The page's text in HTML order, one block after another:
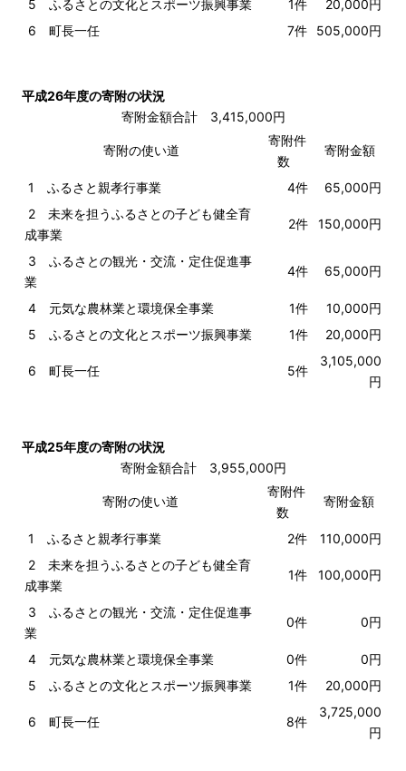
5 ふるさとの文化とスポーツ振興事業 1件
20,000円
6 町長一任
7件 505,000円
平成26年度の寄附の状況
寄附金額合計 3,415,000円
寄附の使い道
寄附件
数
寄附金額
1 ふるさと親孝行事業 4件
65,000円
2 未来を担うふるさとの子ども健全育
成事業
2件 150,000円
3 ふるさとの観光・交流・定住促進事
業
4件 65,000円
4 元気な農林業と環境保全事業 1件
10,000円
5 ふるさとの文化とスポーツ振興事業
1件 20,000円
6 町長一任 5件
3,105,000
円
平成25年度の寄附の状況
寄附金額合計 3,955,000円
寄附の使い道
寄附件
数
寄附金額
1 ふるさと親孝行事業 2件
110,000円
2 未来を担うふるさとの子ども健全育
成事業
1件 100,000円
3 ふるさとの観光・交流・定住促進事
業
0件 0円
4 元気な農林業と環境保全事業 0件
0円
5 ふるさとの文化とスポーツ振興事業
1件 20,000円
6 町長一任 8件
3,725,000
円